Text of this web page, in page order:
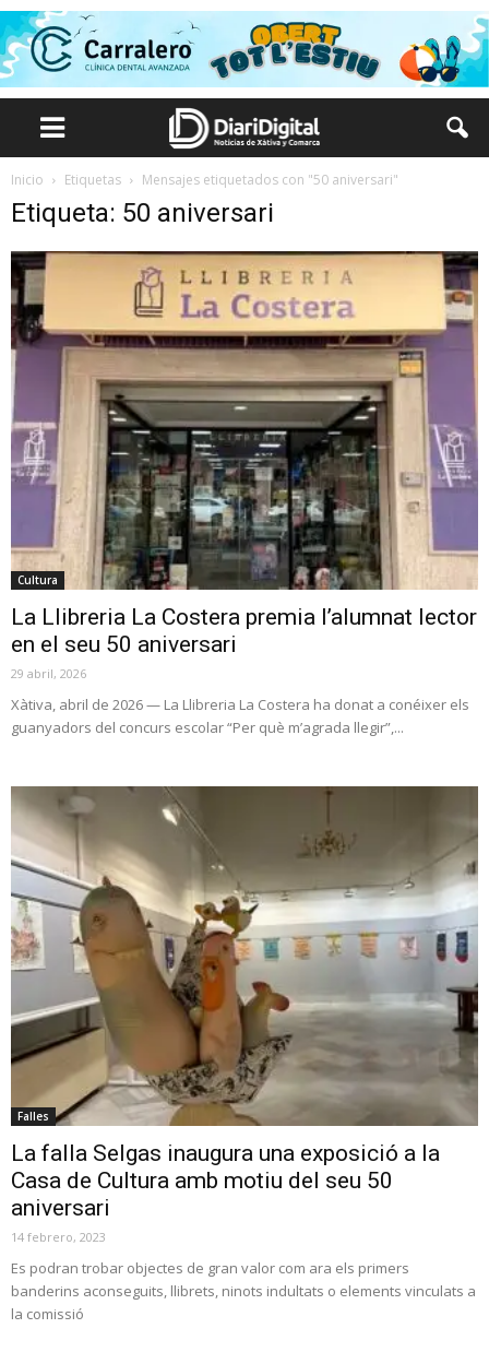
Inicio Etiquetas Mensajes etiquetados con "50 aniversari"
Etiqueta: 50 aniversari
Cultura
La Llibreria La Costera premia l’alumnat lector
en el seu 50 aniversari
29 abril, 2026
Xàtiva, abril de 2026 — La Llibreria La Costera ha donat a conéixer els
guanyadors del concurs escolar “Per què m’agrada llegir”,...
Falles
La falla Selgas inaugura una exposició a la
Casa de Cultura amb motiu del seu 50
aniversari
14 febrero, 2023
Es podran trobar objectes de gran valor com ara els primers
banderins aconseguits, llibrets, ninots indultats o elements vinculats a
la comissió